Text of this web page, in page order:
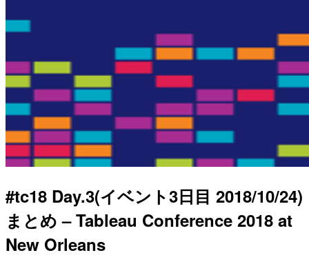
#tc18 Day.3(イベント3日目 2018/10/24)
まとめ – Tableau Conference 2018 at
New Orleans